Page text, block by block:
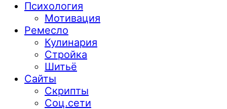
Психология
Мотивация
Ремесло
Кулинария
Стройка
Шитьё
Сайты
Скрипты
Соц.сети